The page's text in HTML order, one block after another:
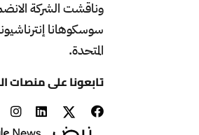
سوسكوهانا
المتحدة.
تابعونا على منصات